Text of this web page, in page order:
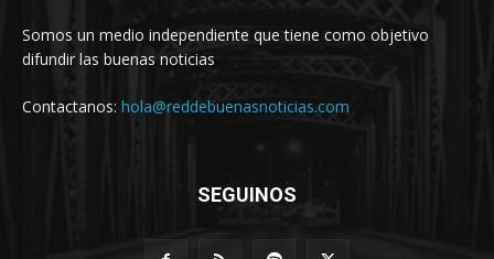
Somos un medio independiente que tiene como objetivo
difundir las buenas noticias
Contactanos: hola@reddebuenasnoticias.com
SEGUINOS